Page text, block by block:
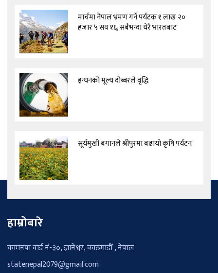
मार्चमा नेपाल भ्रमण गर्ने पर्यटक १ लाख २०
हजार ५ सय १६, सबैभन्दा धेरै भारतबाट
इन्धनको मूल्य दोब्बरले वृद्धि
सूर्यमुखी बगानले श्रीपुरमा बढायो कृषि पर्यटन
हाम्रोबारे
कामनपा वार्ड नं-३०, ज्ञानेश्वर, काठमाडौँ , नेपाल
statenepal2079@gmail.com